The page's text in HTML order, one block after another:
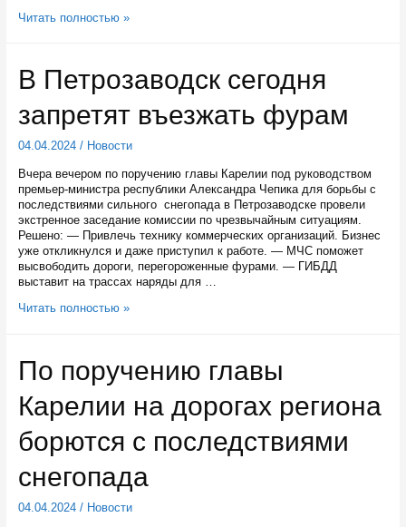
Жителей
исследованию
востребованности
туристических
троп
России
Читать полностью »
В Петрозаводск сегодня
запретят въезжать фурам
04.04.2024/ Новости
Вчера вечером по поручению главы Карелии под руководством
премьер-министра республики Александра Чепика для борьбы с
последствиями сильного снегопада в Петрозаводске провели
экстренное заседание комиссии по чрезвычайным ситуациям.
Решено: — Привлечь технику коммерческих организаций. Бизнес
уже откликнулся и даже приступил к работе. — МЧС поможет
высвободить дороги, перегороженные фурами. — ГИБДД
выставит на трассах наряды для …
В
въезжать
фурам
Читать полностью »
По поручению главы
Карелии на дорогах региона
борются с последствиями
снегопада
04.04.2024/ Новости